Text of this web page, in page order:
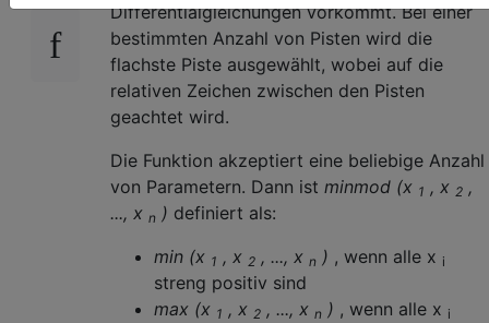
Differentialgleichungen vorkommt. Bei einer
bestimmten Anzahl von Pisten wird die
flachste Piste ausgewählt, wobei auf die
relativen Zeichen zwischen den Pisten
geachtet wird.
Die Funktion akzeptiert eine beliebige Anzahl
von Parametern. Dann ist minmod (x 1 , x 2 ,
..., x n ) definiert als:
min (x 1 , x 2 , ..., x n ) , wenn alle x i
streng positiv sind
max (x 1 , x 2 , ..., x n ) , wenn alle x i